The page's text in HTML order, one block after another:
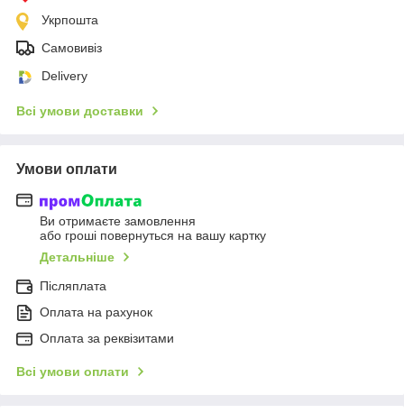
Укрпошта
Самовивіз
Delivery
Всі умови доставки
Умови оплати
Ви отримаєте замовлення
або гроші повернуться на вашу картку
Детальніше
Післяплата
Оплата на рахунок
Оплата за реквізитами
Всі умови оплати